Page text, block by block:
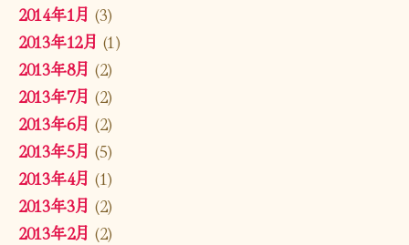
2014年1月 (3)
2013年12月 (1)
2013年8月 (2)
2013年7月 (2)
2013年6月 (2)
2013年5月 (5)
2013年4月 (1)
2013年3月 (2)
2013年2月 (2)